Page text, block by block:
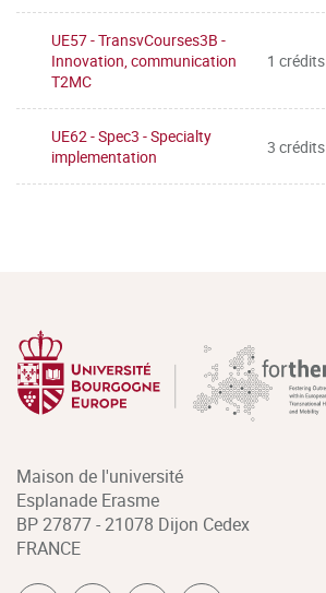
UE57 - TransvCourses3B -
Innovation, communication
T2MC
1 crédits
UE62 - Spec3 - Specialty
implementation
3 crédits
Maison de l'université
Esplanade Erasme
BP 27877 - 21078 Dijon Cedex
FRANCE